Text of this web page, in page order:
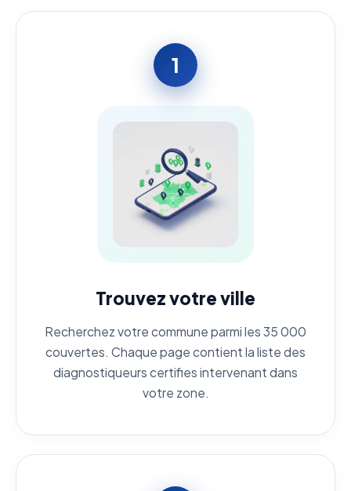
1
Trouvez votre ville
Recherchez votre commune parmi les 35 000
couvertes. Chaque page contient la liste des
diagnostiqueurs certifies intervenant dans
votre zone.